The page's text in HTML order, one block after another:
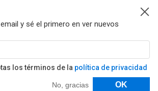
y sé el primero en ver nuevos
los términos de la política de privacidad
No, gracias OK
Filtros